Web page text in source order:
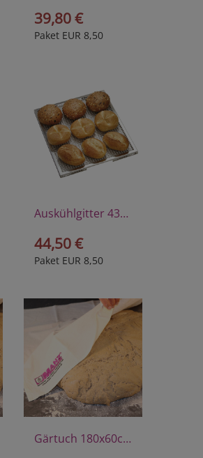
39,80 €
Paket EUR 8,50
Auskühlgitter 43x35 cm
44,50 €
Paket EUR 8,50
Gärtuch 180x60cm